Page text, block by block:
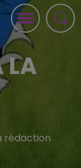
LA
rédaction